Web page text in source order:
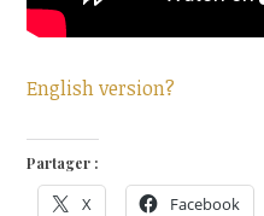
English version?
Partager :
X Facebook